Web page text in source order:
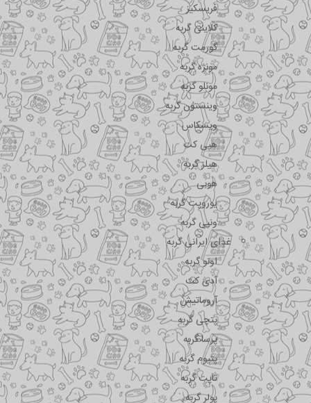
فریسکیز
کلاینی گربه
گورمت گربه
مونژه گربه
مونلو گربه
وینستون گربه
ویسکاس
هپی کت
هیلز گربه
هوبی
یوروپت گربه
ونپی گربه
غذای ایرانی گربه
اونو گربه
آدی کت
آروماتیش
پتچی گربه
پرسا گربه
پتیوم گربه
تاپت گربه
پولر گربه